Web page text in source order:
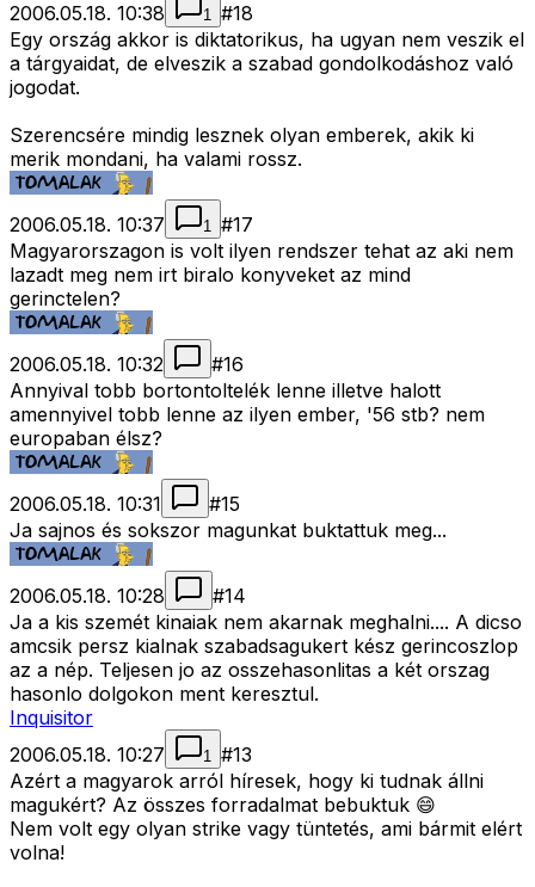
2006.05.18. 10:38
1 #18
Egy ország akkor is diktatorikus, ha ugyan nem veszik el
a tárgyaidat, de elveszik a szabad gondolkodáshoz való
jogodat.
Szerencsére mindig lesznek olyan emberek, akik ki
merik mondani, ha valami rossz.
2006.05.18. 10:37 1 #17
Magyarorszagon is volt ilyen rendszer tehat az aki nem
lazadt meg nem irt biralo konyveket az mind
gerinctelen?
2006.05.18. 10:32 #16
Annyival tobb bortontoltelék lenne illetve halott
amennyivel tobb lenne az ilyen ember, '56 stb? nem
europaban élsz?
2006.05.18. 10:31 #15
Ja sajnos és sokszor magunkat buktattuk meg...
2006.05.18. 10:28 #14
Ja a kis szemét kinaiak nem akarnak meghalni.... A dicso
amcsik persz kialnak szabadsagukert kész gerincoszlop
az a nép. Teljesen jo az osszehasonlitas a két orszag
hasonlo dolgokon ment keresztul.
Inquisitor
2006.05.18. 10:27
1 #13
Azért a magyarok arról híresek, hogy ki tudnak állni
magukért? Az összes forradalmat bebuktuk 😄
Nem volt egy olyan strike vagy tüntetés, ami bármit elért
volna!